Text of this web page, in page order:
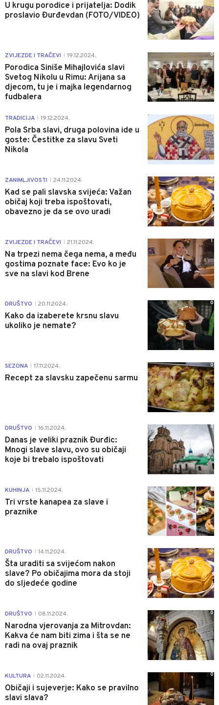
U krugu porodice i prijatelja: Dodik
proslavio Đurđevdan (FOTO/VIDEO)
ZVIJEZDE I TRAČEVI 19.12.2024.
Porodica Siniše Mihajlovića slavi
Svetog Nikolu u Rimu: Arijana sa
djecom, tu je i majka legendarnog
fudbalera
0
TRADICIJA 19.12.2024.
Pola Srba slavi, druga polovina ide u
goste: Čestitke za slavu Sveti
Nikola
2
ZANIMLJIVOSTI 24.11.2024.
Kad se pali slavska svijeća: Važan
običaj koji treba ispoštovati,
obavezno je da se ovo uradi
0
ZVIJEZDE I TRAČEVI 21.11.2024.
Na trpezi nema čega nema, a među
gostima poznate face: Evo ko je
sve na slavi kod Brene
1
DRUŠTVO 20.11.2024.
Kako da izaberete krsnu slavu
ukoliko je nemate?
0
SEZONA 17.11.2024.
Recept za slavsku zapečenu sarmu
0
DRUŠTVO 16.11.2024.
Danas je veliki praznik Đurđic:
Mnogi slave slavu, ovo su običaji
koje bi trebalo ispoštovati
0
KUHINJA 15.11.2024.
Tri vrste kanapea za slave i
praznike
0
DRUŠTVO 14.11.2024.
Šta uraditi sa svijećom nakon
slave? Po običajima mora da stoji
do sljedeće godine
0
DRUŠTVO 08.11.2024.
Narodna vjerovanja za Mitrovdan:
Kakva će nam biti zima i šta se ne
radi na ovaj praznik
0
KULTURA 02.11.2024.
Običaji i sujeverje: Kako se pravilno
slavi slava?
0